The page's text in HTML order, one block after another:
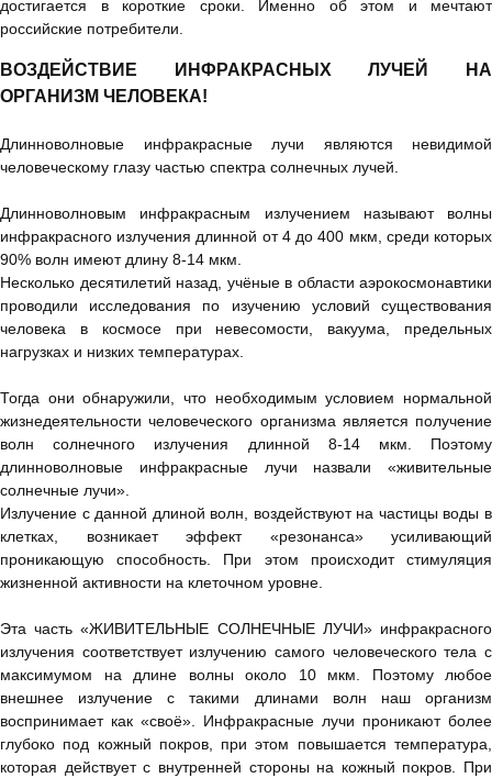
достигается в короткие сроки. Именно об этом и мечтают
российские потребители.
ВОЗДЕЙСТВИЕ ИНФРАКРАСНЫХ ЛУЧЕЙ НА
ОРГАНИЗМ ЧЕЛОВЕКА!
Длинноволновые инфракрасные лучи являются невидимой
человеческому глазу частью спектра солнечных лучей.
Длинноволновым инфракрасным излучением называют волны
инфракрасного излучения длинной от 4 до 400 мкм, среди которых
90% волн имеют длину 8-14 мкм.
Несколько десятилетий назад, учёные в области аэрокосмонавтики
проводили исследования по изучению условий существования
человека в космосе при невесомости, вакуума, предельных
нагрузках и низких температурах.
Тогда они обнаружили, что необходимым условием нормальной
жизнедеятельности человеческого организма является получение
волн солнечного излучения длинной 8-14 мкм. Поэтому
длинноволновые инфракрасные лучи назвали «живительные
солнечные лучи».
Излучение с данной длиной волн, воздействуют на частицы воды в
клетках, возникает эффект «резонанса» усиливающий
проникающую способность. При этом происходит стимуляция
жизненной активности на клеточном уровне.
Эта часть «ЖИВИТЕЛЬНЫЕ СОЛНЕЧНЫЕ ЛУЧИ» инфракрасного
излучения соответствует излучению самого человеческого тела с
максимумом на длине волны около 10 мкм. Поэтому любое
внешнее излучение с такими длинами волн наш организм
воспринимает как «своё». Инфракрасные лучи проникают более
глубоко под кожный покров, при этом повышается температура,
которая действует с внутренней стороны на кожный покров. При